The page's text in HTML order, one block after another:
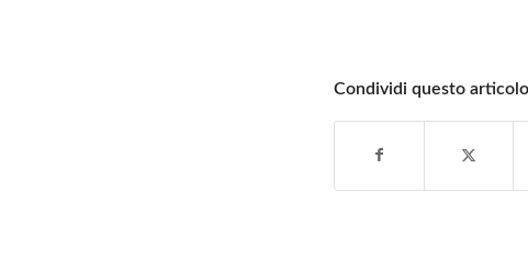
Condividi questo articolo